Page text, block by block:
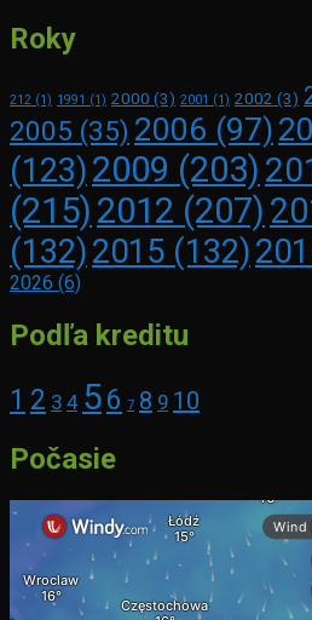
Roky
212 (1) 1991 (1) 2000 (3) 2001 (1) 2002 (3)
2005 (35) 2006 (97)
(123)2009 (203)
(215) 2012 (207)
(132)2015 (132)
2026 (6)
Podľa kreditu
1 2 3 4 56 7 8 9 10
Počasie